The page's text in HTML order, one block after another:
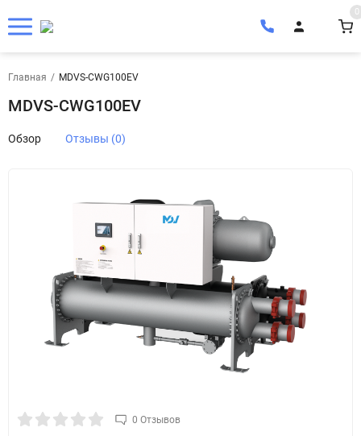
0
Главная / MDVS-CWG100EV
MDVS-CWG100EV
Обзор Отзывы (0)
0 Отзывов